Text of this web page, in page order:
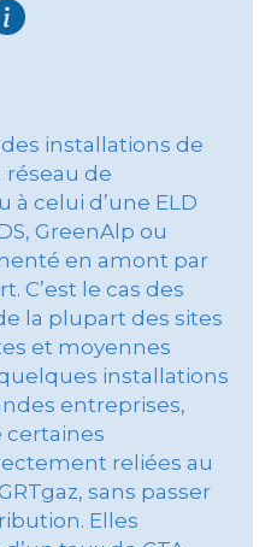
installations de
réseau de
à celui d’une ELD
GreenAlp ou
en amont par
C’est le cas des
la plupart des sites
et moyennes
installations
entreprises,
certaines
reliées au
sans passer
Elles